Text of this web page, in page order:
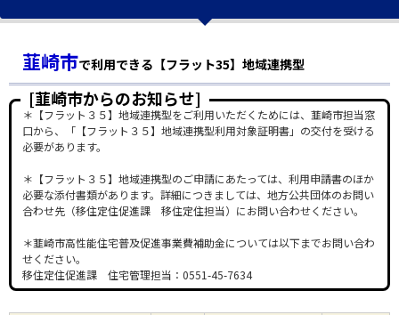
韮崎市で利用できる【フラット35】地域連携型
[韮崎市からのお知らせ]
＊【フラット３５】地域連携型をご利用いただくためには、韮崎市担当窓
口から、「【フラット３５】地域連携型利用対象証明書」の交付を受ける
必要があります。
＊【フラット３５】地域連携型のご申請にあたっては、利用申請書のほか
必要な添付書類があります。詳細につきましては、地方公共団体のお問い
合わせ先（移住定住促進課 移住定住担当）にお問い合わせください。
＊韮崎市高性能住宅普及促進事業費補助金については以下までお問い合わ
せください。
移住定住促進課 住宅管理担当：0551-45-7634